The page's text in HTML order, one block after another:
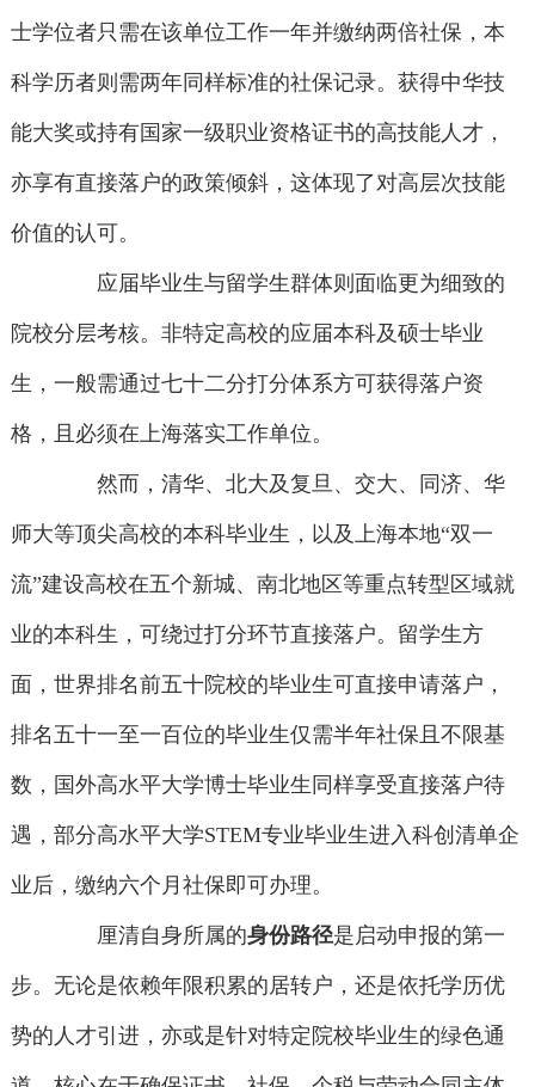
士学位者只需在该单位工作一年并缴纳两倍社保，本
科学历者则需两年同样标准的社保记录。获得中华技
能大奖或持有国家一级职业资格证书的高技能人才，
亦享有直接落户的政策倾斜，这体现了对高层次技能
价值的认可。
应届毕业生与留学生群体则面临更为细致的
院校分层考核。非特定高校的应届本科及硕士毕业
生，一般需通过七十二分打分体系方可获得落户资
格，且必须在上海落实工作单位。
然而，清华、北大及复旦、交大、同济、华
师大等顶尖高校的本科毕业生，以及上海本地“双一
流”建设高校在五个新城、南北地区等重点转型区域就
业的本科生，可绕过打分环节直接落户。留学生方
面，世界排名前五十院校的毕业生可直接申请落户，
排名五十一至一百位的毕业生仅需半年社保且不限基
数，国外高水平大学博士毕业生同样享受直接落户待
遇，部分高水平大学STEM专业毕业生进入科创清单企
业后，缴纳六个月社保即可办理。
厘清自身所属的身份路径是启动申报的第一
步。无论是依赖年限积累的居转户，还是依托学历优
势的人才引进，亦或是针对特定院校毕业生的绿色通